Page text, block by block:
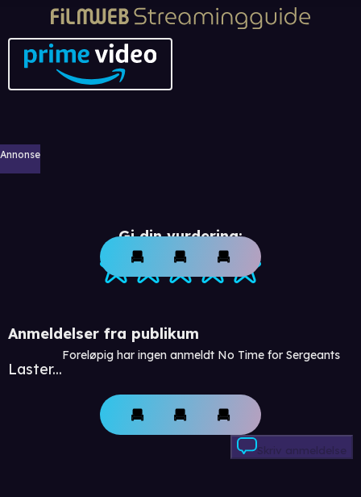
Annonse
Gi din vurdering:
Anmeldelser fra publikum
Laster...
Foreløpig har ingen anmeldt No Time for Sergeants
Skriv anmeldelse